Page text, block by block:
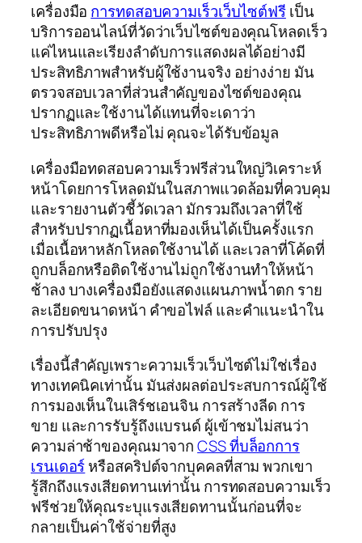
เครื่องมือ การทดสอบความเร็วเว็บไซต์ฟรีเป็น
บริการออนไลน์ที่วัดว่าเว็บไซต์ของคุณโหลดเร็ว
แค่ไหนและเรียงลำดับการแสดงผลได้อย่างมี
ประสิทธิภาพสำหรับผู้ใช้งานจริง อย่างง่าย มัน
ตรวจสอบเวลาที่ส่วนสำคัญของไซต์ของคุณ
ปรากฏและใช้งานได้แทนที่จะเดาว่า
ประสิทธิภาพดีหรือไม่ คุณจะได้รับข้อมูล
เครื่องมือทดสอบความเร็วฟรีส่วนใหญ่วิเคราะห์
หน้าโดยการโหลดมันในสภาพแวดล้อมที่ควบคุม
และรายงานตัวชี้วัดเวลา มักรวมถึงเวลาที่ใช้
สำหรับปรากฏเนื้อหาที่มองเห็นได้เป็นครั้งแรก
เมื่อเนื้อหาหลักโหลดใช้งานได้ และเวลาที่โค้ดที่
ถูกบล็อกหรือติดใช้งานไม่ถูกใช้งานทำให้หน้า
ช้าลง บางเครื่องมือยังแสดงแผนภาพน้ำตก ราย
ละเอียดขนาดหน้า คำขอไฟล์ และคำแนะนำใน
การปรับปรุง
เรื่องนี้สำคัญเพราะความเร็วเว็บไซต์ไม่ใช่เรื่อง
ทางเทคนิคเท่านั้น มันส่งผลต่อประสบการณ์ผู้ใช้
การมองเห็นในเสิร์ชเอนจิน การสร้างลีด การ
ขาย และการรับรู้ถึงแบรนด์ ผู้เข้าชมไม่สนว่า
ความล่าช้าของคุณมาจากCSS ที่บล็อกการ
เรนเดอร์หรือสคริปต์จากบุคคลที่สาม พวกเขา
รู้สึกถึงแรงเสียดทานเท่านั้น การทดสอบความเร็ว
ฟรีช่วยให้คุณระบุแรงเสียดทานนั้นก่อนที่จะ
กลายเป็นค่าใช้จ่ายที่สูง